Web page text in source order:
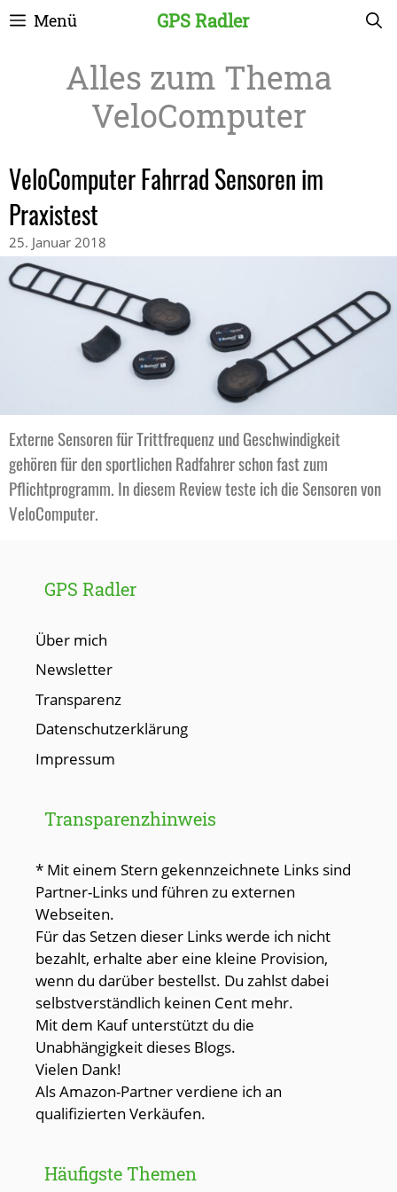
Zum
GPS Radler
Menü
VeloComputer
VeloComputer Fahrrad Sensoren im
Praxistest
25. Januar 2018
Externe Sensoren für Trittfrequenz und Geschwindigkeit
gehören für den sportlichen Radfahrer schon fast zum
Pflichtprogramm. In diesem Review teste ich die Sensoren von
VeloComputer.
GPS Radler
Über mich
Newsletter
Transparenz
Datenschutzerklärung
Impressum
Transparenzhinweis
* Mit einem Stern gekennzeichnete Links sind
Partner-Links und führen zu externen
Webseiten.
Für das Setzen dieser Links werde ich nicht
bezahlt, erhalte aber eine kleine Provision,
wenn du darüber bestellst. Du zahlst dabei
selbstverständlich keinen Cent mehr.
Mit dem Kauf unterstützt du die
Unabhängigkeit dieses Blogs.
Vielen Dank!
Als Amazon-Partner verdiene ich an
qualifizierten Verkäufen.
Häufigste Themen